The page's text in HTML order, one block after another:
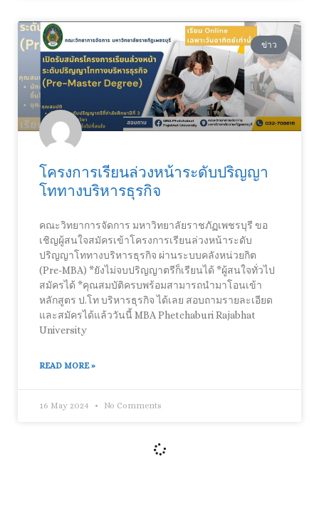
ข่าว
โครงการเรียนล่วงหน้าระดับปริญญา
โททางบริหารธุรกิจ
คณะวิทยาการจัดการ มหาวิทยาลัยราชภัฏเพชรบุรี ขอ
เชิญผู้สนใจสมัครเข้าโครงการเรียนล่วงหน้าระดับ
ปริญญาโททางบริหารธุรกิจ ผ่านระบบคลังหน่วยกิต
(Pre-MBA) *ยังไม่จบปริญญาตรีก็เรียนได้ *ผู้สนใจทั่วไป
สมัครได้ *คุณสมบัติครบพร้อมสามารถนำมาโอนเข้า
หลักสูตร ป.โท บริหารธุรกิจ ได้เลย สอบถามรายละเอียด
และสมัครได้แล้ววันนี้ MBA Phetchaburi Rajabhat
University
READ MORE »
16 May 2024 No Comments